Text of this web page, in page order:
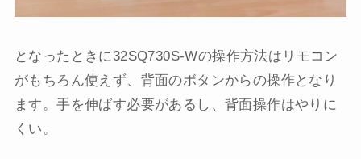
となったときに32SQ730S-Wの操作方法はリモコン
がもちろん使えず、背面のボタンからの操作となり
ます。手を伸ばす必要があるし、背面操作はやりに
くい。